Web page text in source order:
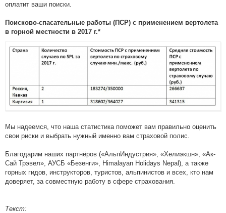
оплатит ваши поиски.
Поисково-спасательные работы (ПСР) с применением вертолета
в горной местности в 2017 г.*
Мы надеемся, что наша статистика поможет вам правильно оценить
свои риски и выбрать нужный именно вам страховой полис.
Благодарим наших партнёров («АльпИндустрия», «Хелиэкшн», «Ак-
Сай Трэвел», АУСБ «Безенги», Himalayan Holidays Nepal), а также
горных гидов, инструкторов, туристов, альпинистов и всех, кто нам
доверяет, за совместную работу в сфере страхования.
Текст: